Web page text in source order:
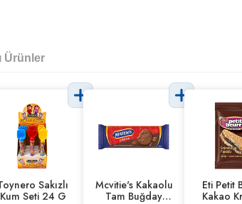
Ürünler
Sakızlı
Kum Seti 24 G
Mcvitie's Kakaolu
Tam Buğday
Eti Petit
Kakao